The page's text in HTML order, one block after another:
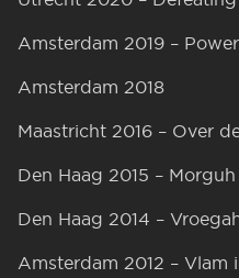
Amsterdam 2019 – Power
Amsterdam 2018
Maastricht 2016 – Over
Den Haag 2015 – Morguh
Den Haag 2014 –
Amsterdam 2012 – Vlam